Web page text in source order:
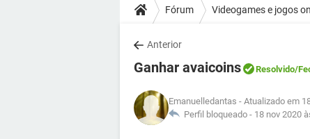
Fórum Videogames e jogos
Anterior
Ganhar avaicoins Resolvido/
Emanuelledantas - Atualizado em
Perfil bloqueado - 18 nov 2020